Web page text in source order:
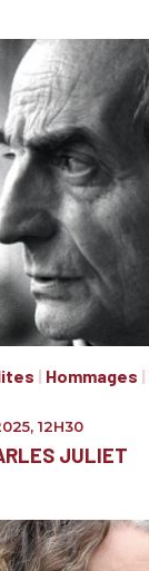
| Hommages |
, 12H30
JULIET